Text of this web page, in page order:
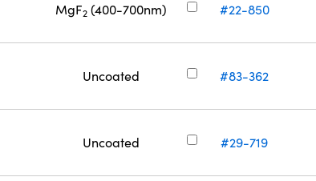
MgF2(400-700nm) #22-850
Uncoated #83-362
Uncoated #29-719